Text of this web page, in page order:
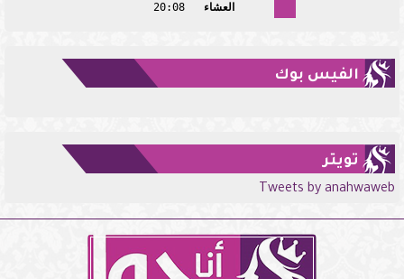
العشاء
20:08
الفيس بوك
تويتر
Tweets by anahwaweb